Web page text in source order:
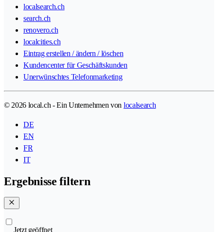
localsearch.ch
search.ch
renovero.ch
localcities.ch
Eintrag erstellen / ändern / löschen
Kundencenter für Geschäftskunden
Unerwünschtes Telefonmarketing
© 2026 local.ch - Ein Unternehmen von localsearch
DE
EN
FR
IT
Ergebnisse filtern
Jetzt geöffnet